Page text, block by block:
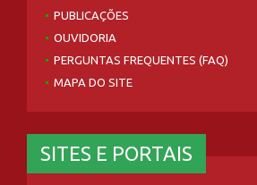
PUBLICAÇÕES
OUVIDORIA
PERGUNTAS FREQUENTES (FAQ)
MAPA DO SITE
SITES E PORTAIS